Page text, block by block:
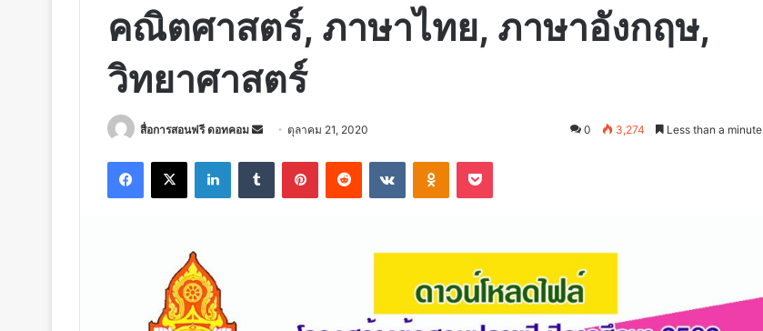
คณิตศาสตร์, ภาษาไทย, ภาษาอังกฤษ,
วิทยาศาสตร์
สื่อการสอนฟรี ดอทคอม
Send ตุลาคม 21, 2020 0 3,274 Less than a minute
Facebook
X LinkedInTumblr PinterestReddit VKontakteOdnoklassniki
Pocket